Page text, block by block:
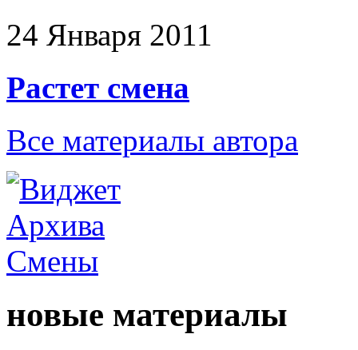
24 Января 2011
Растет смена
Все материалы автора
новые материалы